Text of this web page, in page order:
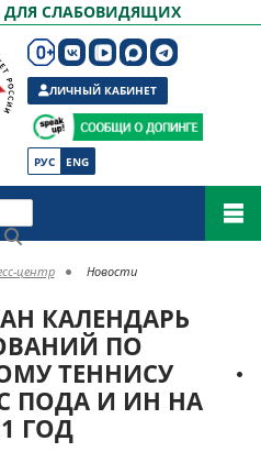
ДЛЯ СЛАБОВИДЯЩИХ
РУС ENG
ЛИЧНЫЙ КАБИНЕТ
центр Новости
КАЛЕНДАРЬ
ПО
ТЕННИСУ
ПОДА И ИН НА
ГОД